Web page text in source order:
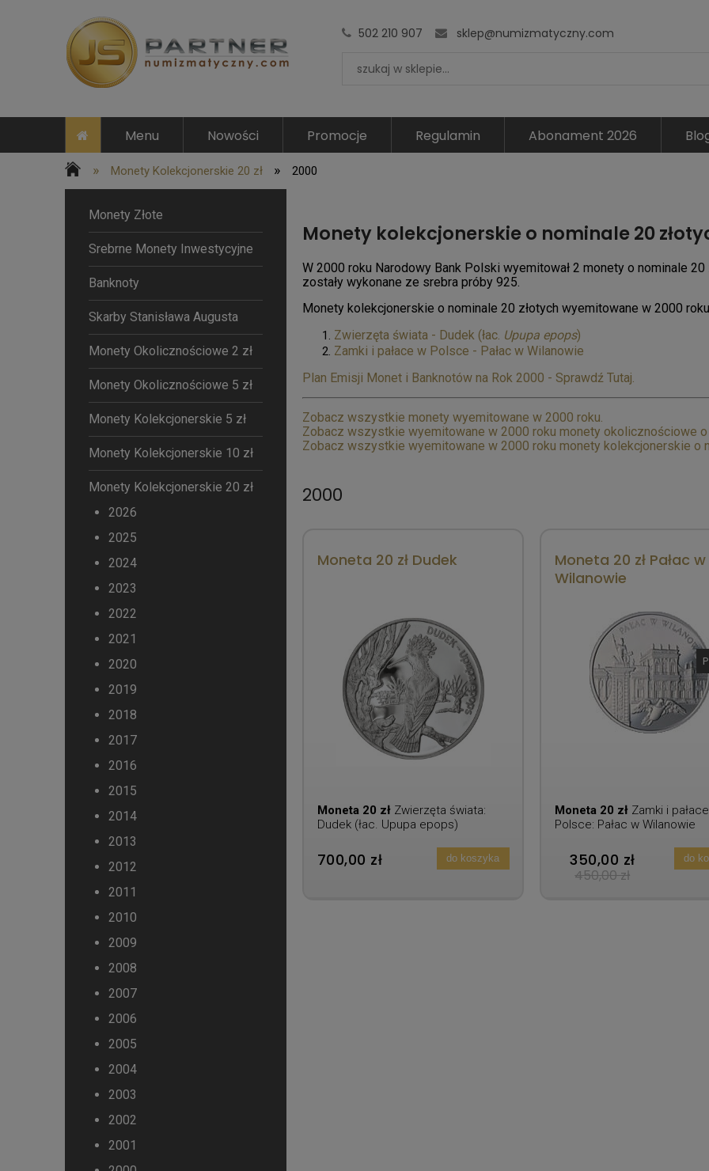
502 210 907 sklep@numizmatyczny.com
Menu Nowości Promocje Regulamin Abonament 2026
» Monety Kolekcjonerskie 20 zł » 2000
Monety Złote
Srebrne Monety Inwestycyjne
Banknoty
Skarby Stanisława Augusta
Monety Okolicznościowe 2 zł
Monety Okolicznościowe 5 zł
Monety Kolekcjonerskie 5 zł
Monety Kolekcjonerskie 10 zł
Monety Kolekcjonerskie 20 zł
2026
2025
2024
2023
2022
2021
2020
2019
2018
2017
2016
2015
2014
2013
2012
2011
2010
2009
2008
2007
2006
2005
2004
2003
2002
2001
Monety kolekcjonerskie o nominale 20
W 2000 roku Narodowy Bank Polski wyemitował 2 monety o nominale 20
zostały wykonane ze srebra próby 925.
Monety kolekcjonerskie o nominale 20 złotych wyemitowane w 2000
Zwierzęta świata - Dudek (łac. Upupa epops)
Zamki i pałace w Polsce - Pałac w Wilanowie
Plan Emisji Monet i Banknotów na Rok 2000 - Sprawdź Tutaj.
Zobacz wszystkie monety wyemitowane w 2000 roku.
Zobacz wszystkie wyemitowane w 2000 roku monety okolicznościowe o
Zobacz wszystkie wyemitowane w 2000 roku monety kolekcjonerskie o
2000
Moneta 20 zł Dudek
Moneta 20 zł Zwierzęta świata:
Dudek (łac. Upupa epops)
700,00 zł do koszyka
Moneta 20 zł Pałac w
Wilanowie
Moneta 20 zł Zamki i
Polsce: Pałac w Wilanowie
350,00 zł
450,00 zł
do